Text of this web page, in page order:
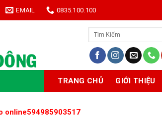
EMAIL 0835.100.100
Tìm
TRANG CHỦ GIỚI THIỆU
online594985903517